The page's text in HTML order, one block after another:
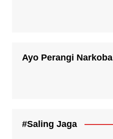
Ayo Perangi Narkoba
#Saling Jaga